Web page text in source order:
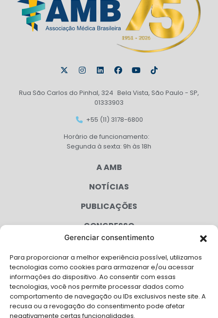
Gerenciar consentimento
Para proporcionar a melhor experiência possível, utilizamos
tecnologias como cookies para armazenar e/ou acessar
informações do dispositivo. Ao consentir com essas
tecnologias, você nos permite processar dados como
comportamento de navegação ou IDs exclusivos neste site. A
recusa ou a revogação do consentimento pode afetar
negativamente certas funcionalidades.
Rua São Carlos do Pinhal, 324 Bela Vista, São Paulo - SP,
01333903
+55 (11) 3178-6800
Horário de funcionamento:
Segunda à sexta: 9h às 18h
A AMB
NOTÍCIAS
PUBLICAÇÕES
CONGRESSO
CAMPANHAS
SERVIÇOS
FILIADAS